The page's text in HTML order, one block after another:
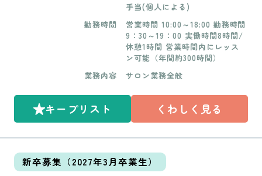
手当(個人による)
勤務時間
営業時間 10:00～18:00 勤務時間
9：30～19：00 実働時間8時間/
休憩1時間 営業時間内にレッス
ン可能（年間約300時間）
業務内容
サロン業務全般
キープリスト くわしく見る
新卒募集（2027年3月卒業生）